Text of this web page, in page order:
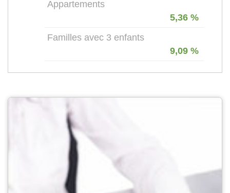
Appartements
5,36 %
Familles avec 3 enfants
9,09 %